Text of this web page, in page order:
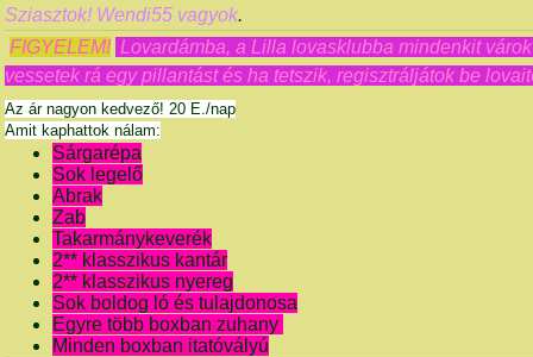
Sziasztok! Wendi55 vagyok.
FIGYELEM! Lovardámba, a Lilla lovasklubba mindenkit
vessetek rá egy pillantást és ha tetszik, regisztráljátok be
Az ár nagyon kedvező! 20 E./nap
Amit kaphattok nálam:
Sárgarépa
Sok legelő
Abrak
Zab
Takarmánykeverék
2** klasszikus kantár
2** klasszikus nyereg
Sok boldog ló és tulajdonosa
Egyre több boxban zuhany
Minden boxban itatóvályú